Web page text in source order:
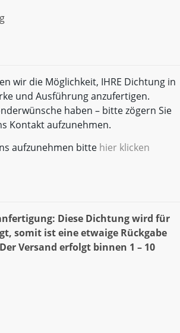
wir die Möglichkeit, IHRE Dichtung in
und Ausführung anzufertigen.
haben – bitte zögern Sie
Kontakt aufzunehmen.
aufzunehmen bitte hier klicken
Diese Dichtung wird für
somit ist eine etwaige Rückgabe
Versand erfolgt binnen 1 – 10